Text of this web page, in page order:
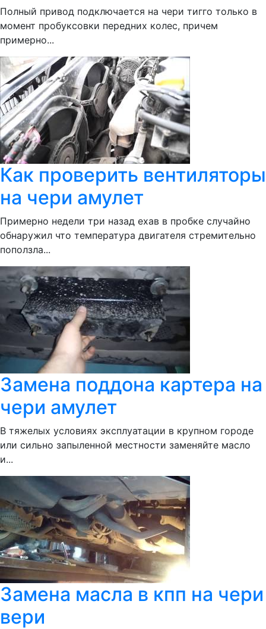
Полный привод подключается на чери тигго только в
момент пробуксовки передних колес, причем
примерно...
Как проверить вентиляторы
на чери амулет
Примерно недели три назад ехав в пробке случайно
обнаружил что температура двигателя стремительно
поползла...
Замена поддона картера на
чери амулет
В тяжелых условиях эксплуатации в крупном городе
или сильно запыленной местности заменяйте масло
и...
Замена масла в кпп на чери
вери